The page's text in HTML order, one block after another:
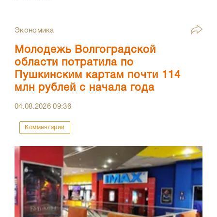
Экономика
Молодежь Волгоградской
области потратила по
Пушкинским картам почти 114
млн рублей с начала года
04.08.202609:36
Комментарии